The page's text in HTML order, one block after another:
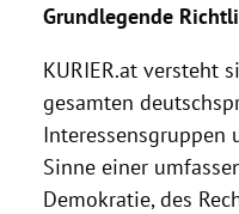
Grundlegende
KURIER.at versteht
gesamten
Interessensgruppen
Sinne einer
Demokratie, des